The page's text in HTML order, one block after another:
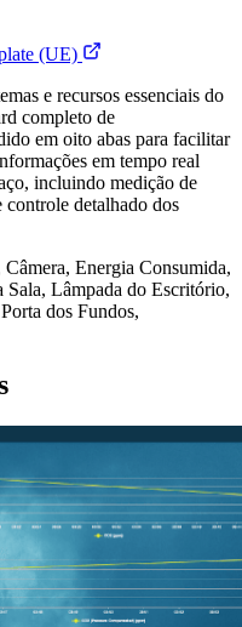
(UE)
e recursos essenciais do
completo de
em oito abas para facilitar
em tempo real
incluindo medição de
controle detalhado dos
Energia Consumida,
Lâmpada do Escritório,
dos Fundos,